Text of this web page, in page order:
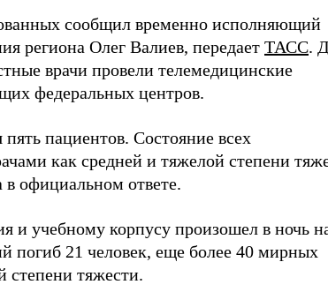
сообщил временно исполняющий
региона Олег Валиев, передает ТАСС.
врачи провели телемедицинские
федеральных центров.
пациентов. Состояние всех
как средней и тяжелой степени
в официальном ответе.
учебному корпусу произошел в ночь
погиб 21 человек, еще более 40 мирных
степени тяжести.